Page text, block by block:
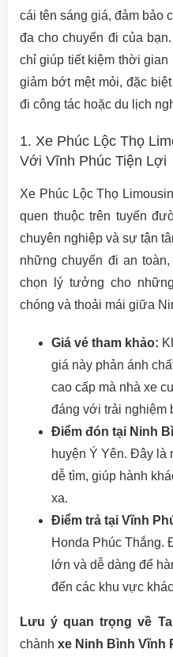
cái tên sáng giá, đảm bảo
đa cho chuyến đi của
chỉ giúp tiết kiệm thời
giảm bớt mệt mỏi, đặc
đi công tác hoặc du lịch
1. Xe Phúc Lộc Thọ
Với Vĩnh Phúc Tiện Lợi
Xe Phúc Lộc Thọ
quen thuộc trên tuyến
chuyên nghiệp và sự tận
những chuyến đi an
chọn lý tưởng cho
chóng và thoải mái giữa
Giá vé tham khảo:
giá này phản ánh
cao cấp mà nhà xe
đáng với trải nghiệm
Điểm đón tại Ninh
huyện Ý Yên. Đây là
dễ tìm, giúp hành
xa.
Điểm trả tại Vĩnh
Honda Phúc Thắng.
lớn và dễ dàng để
đến các khu vực
Lưu ý quan trọng về
chành xe Ninh Bình Vĩnh